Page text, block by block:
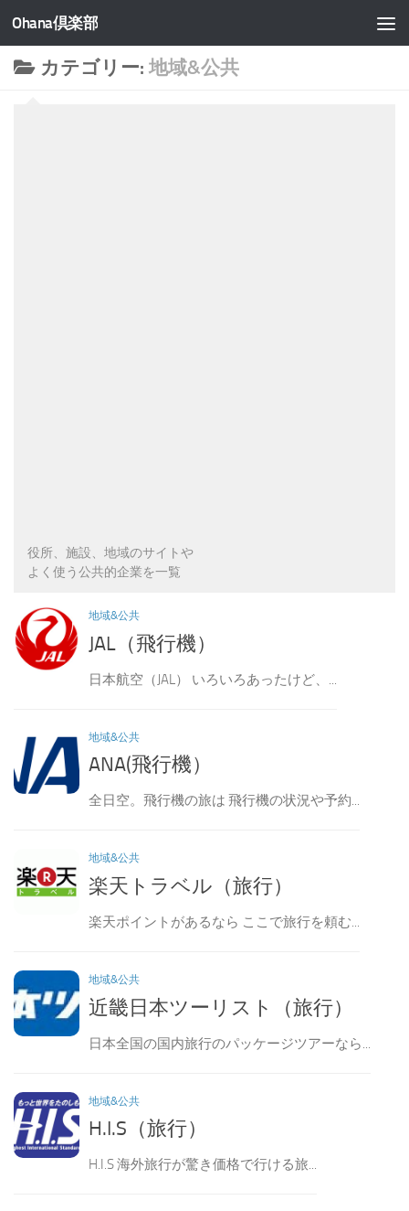
コンテンツへスキップ
Ohana倶楽部
カテゴリー: 地域&公共
役所、施設、地域のサイトや
よく使う公共的企業を一覧
地域&公共
JAL（飛行機）
日本航空（JAL） いろいろあったけど、...
地域&公共
ANA(飛行機）
全日空。飛行機の旅は 飛行機の状況や予約...
地域&公共
楽天トラベル（旅行）
楽天ポイントがあるなら ここで旅行を頼む...
地域&公共
近畿日本ツーリスト（旅行）
日本全国の国内旅行のパッケージツアーなら...
地域&公共
H.I.S（旅行）
H.I.S 海外旅行が驚き価格で行ける旅...